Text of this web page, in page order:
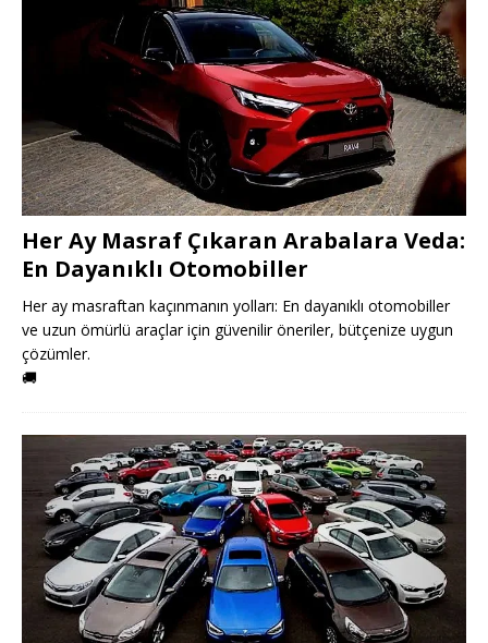
Her Ay Masraf Çıkaran Arabalara Veda:
En Dayanıklı Otomobiller
Her ay masraftan kaçınmanın yolları: En dayanıklı otomobiller
ve uzun ömürlü araçlar için güvenilir öneriler, bütçenize uygun
çözümler.
🚚